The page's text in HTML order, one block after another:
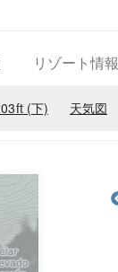
リゾート情報
ft (下) 天気図